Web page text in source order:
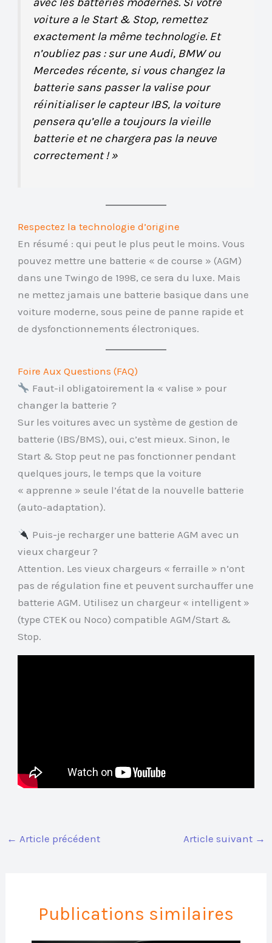
voiture a le Start & Stop, remettez
exactement la même technologie. Et
n’oubliez pas : sur une Audi, BMW ou
Mercedes récente, si vous changez la
batterie sans passer la valise pour
réinitialiser le capteur IBS, la voiture
pensera qu’elle a toujours la vieille
batterie et ne chargera pas la neuve
correctement ! »
Respectez la technologie d’origine
En résumé : qui peut le plus peut le moins. Vous
pouvez mettre une batterie « de course » (AGM)
dans une Twingo de 1998, ce sera du luxe. Mais
ne mettez jamais une batterie basique dans une
voiture moderne, sous peine de panne rapide et
de dysfonctionnements électroniques.
Foire Aux Questions (FAQ)
Faut-il obligatoirement la « valise » pour
changer la batterie ?
Sur les voitures avec un système de gestion de
batterie (IBS/BMS), oui, c’est mieux. Sinon, le
Start & Stop peut ne pas fonctionner pendant
quelques jours, le temps que la voiture
« apprenne » seule l’état de la nouvelle batterie
(auto-adaptation).
Puis-je recharger une batterie AGM avec un
vieux chargeur ?
Attention. Les vieux chargeurs « ferraille » n’ont
pas de régulation fine et peuvent surchauffer une
batterie AGM. Utilisez un chargeur « intelligent »
(type CTEK ou Noco) compatible AGM/Start &
Stop.
← Article précédent Article suivant →
Publications similaires